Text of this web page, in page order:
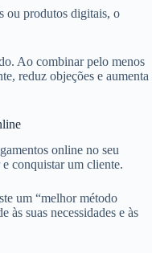
ou produtos digitais, o
Ao combinar pelo menos
reduz objeções e aumenta
online no seu
conquistar um cliente.
um “melhor método
às suas necessidades e às